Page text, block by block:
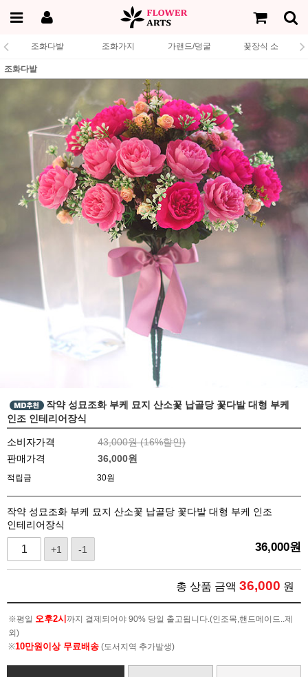
조화다발 조화가지 가랜드/덩굴 꽃장식 소
조화다발
작약 성묘조화 부케 묘지 산소꽃 납골당 꽃다발 대형 부케
인조 인테리어장식
소비자가격 43,000원 (16%할인)
판매가격
36,000원
적립금 30원
작약 성묘조화 부케 묘지 산소꽃 납골당 꽃다발 대형 부케 인조
인테리어장식
+1 -1 36,000원
총 상품 금액 36,000 원
※평일 오후2시 까지 결제되어야 90% 당일 출고됩니다.(인조목,핸드메이드..제
외)
※10만원이상 무료배송 (도서지역 추가발생)